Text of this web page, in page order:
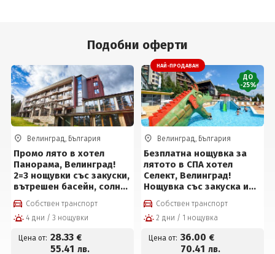
Подобни оферти
Велинград, България
Промо лято в хотел
Панорама, Велинград!
2=3 нощувки със закуски,
вътрешен басейн, солна
стая и сауна за 85 евро
на човек
Собствен транспорт
4 дни / 3 нощувки
Цена от: 28.33 €
55.41 лв.
НАЙ-ПРОДАВАН
ДО
-25%
Велинград, България
Безплатна нощувка за
лятото в СПА хотел
Селект, Велинград!
Нощувка със закуска и
вечеря + обяд* или на All
inclusive light, вътрешен
басейн с полу-
минерална вода, външен
Собствен транспорт
2 дни / 1 нощувка
Цена от: 36.00 €
70.41 лв.